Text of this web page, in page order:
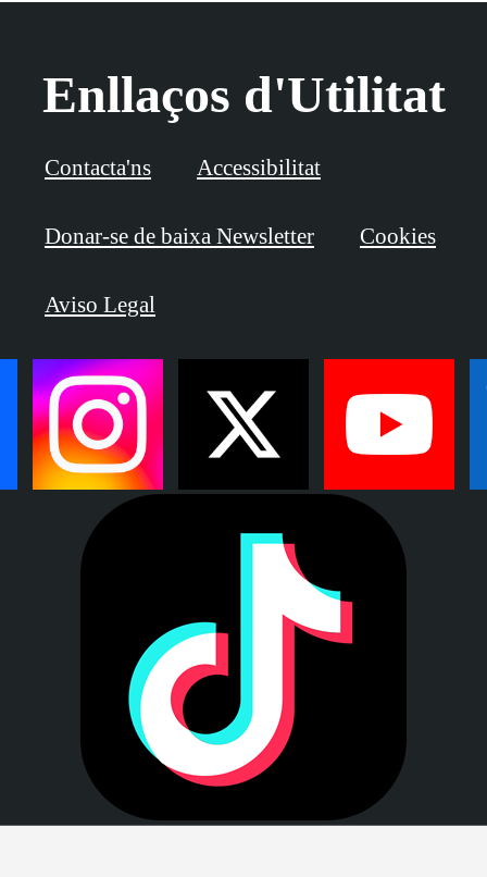
Enllaços d'Utilitat
Contacta'ns Accessibilitat
Donar-se de baixa Newsletter Cookies
Aviso Legal